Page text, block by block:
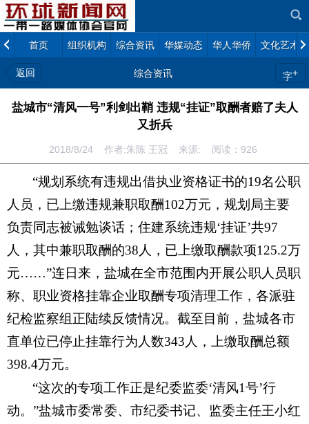
首页 组织机构 综合资讯 华媒动态 华人华侨 文化艺术
返回 综合资讯 字+
盐城市“清风一号”利剑出鞘 违规“挂证”取酬者赔了夫人
又折兵
2018/8/24 作者:朱陈 王冠 来源: 阅读： 926
“规划系统有违规出借执业资格证书的19名公职
人员，已上缴违规兼职取酬102万元，规划局主要
负责同志被诫勉谈话；住建系统违规‘挂证’共97
人，其中兼职取酬的38人，已上缴取酬款项125.2万
元……”连日来，盐城在全市范围内开展公职人员职
称、职业资格挂靠企业取酬专项清理工作，各派驻
纪检监察组正陆续反馈情况。截至目前，盐城各市
直单位已停止挂靠行为人数343人，上缴取酬总额
398.4万元。
“这次的专项工作正是纪委监委‘清风1号’行
动。”盐城市委常委、市纪委书记、监委主任王小红